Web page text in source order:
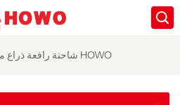
شاحنة رافعة ذراع من نوع HOWO